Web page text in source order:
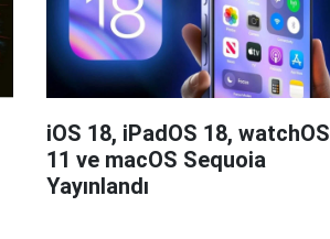
iOS 18, iPadOS 18, watchOS
11 ve macOS Sequoia
Yayınlandı